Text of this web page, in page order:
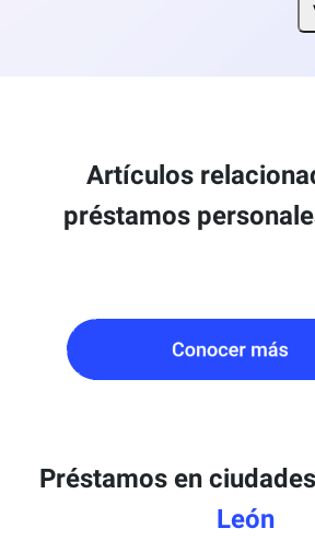
Artículos
préstamos
Préstamos en
León